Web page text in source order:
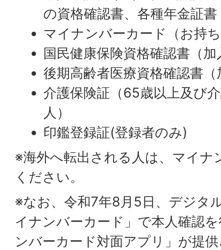
の資格確認書、各種年金証書
マイナンバーカード（お持
国民健康保険資格確認書（
後期高齢者医療資格確認書
介護保険証（65歳以上及び
人）
印鑑登録証(登録者のみ)
※海外へ転出される人は、マイナ
ください。
※なお、令和7年8月5日、デジタ
イナンバーカード」で本人確認
ンバーカード対面アプリ」が提